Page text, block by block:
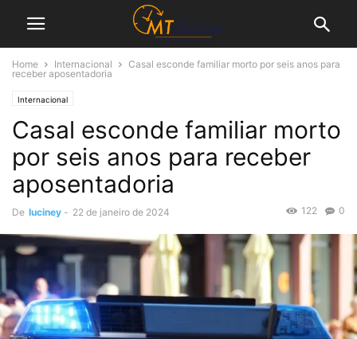
Home Internacional
Casal esconde familiar morto por seis anos para
receber aposentadoria
Internacional
Casal esconde familiar morto
por seis anos para receber
aposentadoria
De luciney - 22 de janeiro de 2024 0
122